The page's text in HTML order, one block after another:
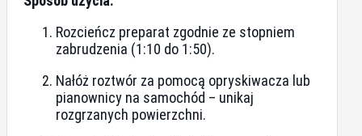
Rozcieńcz preparat zgodnie ze stopniem
zabrudzenia (1:10 do 1:50).
Nałóż roztwór za pomocą opryskiwacza lub
pianownicy na samochód – unikaj
rozgrzanych powierzchni.